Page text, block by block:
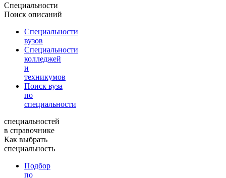
Специальности
Поиск описаний
Специальности
вузов
Специальности
колледжей
и
техникумов
Поиск вуза
по
специальности
специальностей
в справочнике
Как выбрать
специальность
Подбор
по